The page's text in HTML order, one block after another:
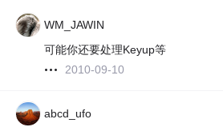
WM_JAWIN
可能你还要处理Keyup等
2010-09-10
abcd_ufo